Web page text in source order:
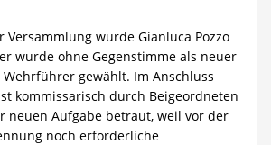
Versammlung wurde Gianluca Pozzo
wurde ohne Gegenstimme als neuer
gewählt. Im Anschluss
kommissarisch durch Beigeordneten
neuen Aufgabe betraut, weil vor der
noch erforderliche